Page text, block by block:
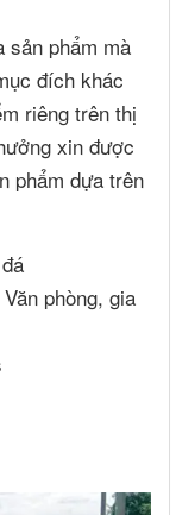
sản phẩm mà
đích khác
riêng trên thị
xin được
phẩm dựa trên
phòng, gia